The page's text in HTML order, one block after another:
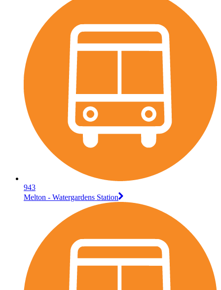
943
Melton - Watergardens Station